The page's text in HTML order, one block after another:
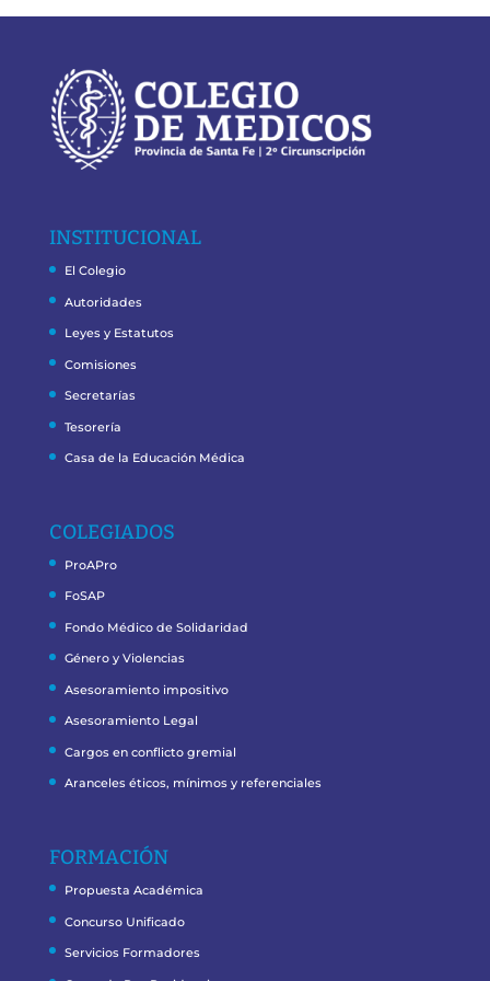
INSTITUCIONAL
El Colegio
Autoridades
Leyes y Estatutos
Comisiones
Secretarías
Tesorería
Casa de la Educación Médica
COLEGIADOS
ProAPro
FoSAP
Fondo Médico de Solidaridad
Género y Violencias
Asesoramiento impositivo
Asesoramiento Legal
Cargos en conflicto gremial
Aranceles éticos, mínimos y referenciales
FORMACIÓN
Propuesta Académica
Concurso Unificado
Servicios Formadores